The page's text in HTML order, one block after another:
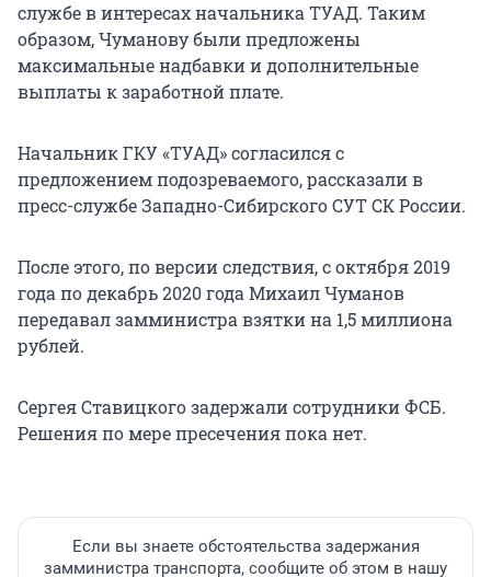
службе в интересах начальника ТУАД. Таким
образом, Чуманову были предложены
максимальные надбавки и дополнительные
выплаты к заработной плате.
Начальник ГКУ «ТУАД» согласился с
предложением подозреваемого, рассказали в
пресс-службе Западно-Сибирского СУТ СК России.
После этого, по версии следствия, с октября 2019
года по декабрь 2020 года Михаил Чуманов
передавал замминистра взятки на 1,5 миллиона
рублей.
Сергея Ставицкого задержали сотрудники ФСБ.
Решения по мере пресечения пока нет.
Если вы знаете обстоятельства задержания
замминистра транспорта, сообщите об этом в нашу